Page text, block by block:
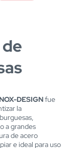
DESIGNfue
la
a grandes
de acero
e ideal para uso